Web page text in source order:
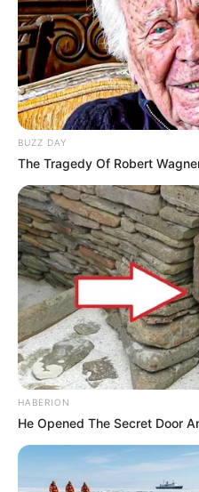
Fala mãe
Quer algo divertido e
BUZZ DAY
The Tragedy Of Robert
HABERION
He Opened The Secret Door